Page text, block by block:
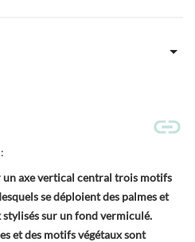
un axe vertical central trois motifs
se déploient des palmes et
stylisés sur un fond vermiculé.
et des motifs végétaux sont